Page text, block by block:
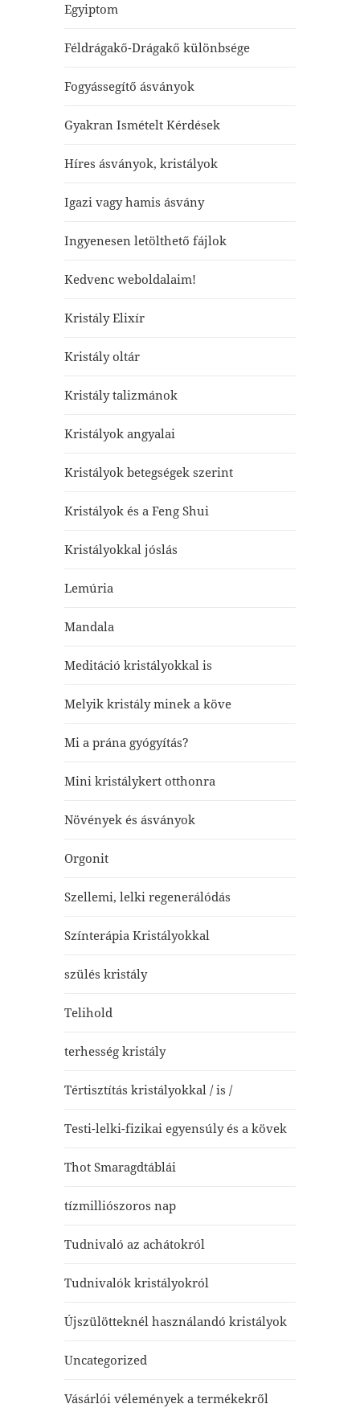
Egyiptom
Féldrágakő-Drágakő különbsége
Fogyássegítő ásványok
Gyakran Ismételt Kérdések
Híres ásványok, kristályok
Igazi vagy hamis ásvány
Ingyenesen letölthető fájlok
Kedvenc weboldalaim!
Kristály Elixír
Kristály oltár
Kristály talizmánok
Kristályok angyalai
Kristályok betegségek szerint
Kristályok és a Feng Shui
Kristályokkal jóslás
Lemúria
Mandala
Meditáció kristályokkal is
Melyik kristály minek a köve
Mi a prána gyógyítás?
Mini kristálykert otthonra
Növények és ásványok
Orgonit
Szellemi, lelki regenerálódás
Színterápia Kristályokkal
szülés kristály
Telihold
terhesség kristály
Tértisztítás kristályokkal / is /
Testi-lelki-fizikai egyensúly és a kövek
Thot Smaragdtáblái
tízmilliószoros nap
Tudnivaló az achátokról
Tudnivalók kristályokról
Újszülötteknél használandó kristályok
Uncategorized
Vásárlói vélemények a termékekről